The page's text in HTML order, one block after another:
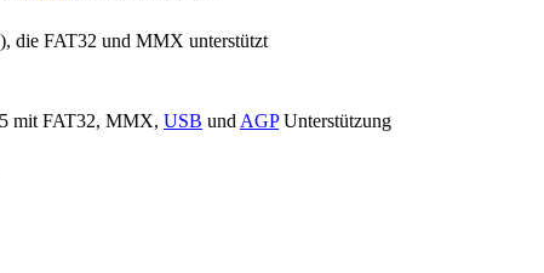
die FAT32 und MMX unterstützt
mit FAT32, MMX, USB undAGPUnterstützung